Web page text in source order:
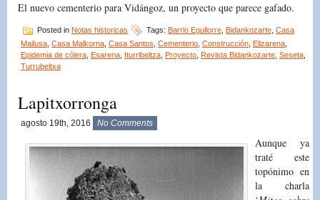
El nuevo cementerio para Vidángoz, un proyecto que parece gafado.
Posted in Notas historicas Tags: Barrio Egullorre Bidankozarte Casa
Mailusa, Casa Malkorna, Casa Santos, Cementerio, Construcción, Elizarena,
Epidemia de cólera, Esarena, Iturribeltza, Proyecto, Revista Bidankozarte, Seseta,
Turrubeltxa
Lapitxorronga
agosto 19th, 2016 No Comments
Aunque ya
traté este
topónimo en
la charla